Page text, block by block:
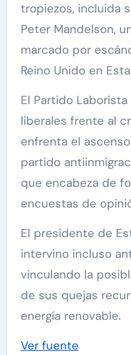
tropiezos, incluida
Peter Mandelson,
marcado por
Reino Unido en
El Partido
liberales frente al
enfrenta el
partido
que encabeza de
encuestas de
El presidente de
intervino incluso
vinculando la
de sus quejas
energía renovable.
Ver fuente